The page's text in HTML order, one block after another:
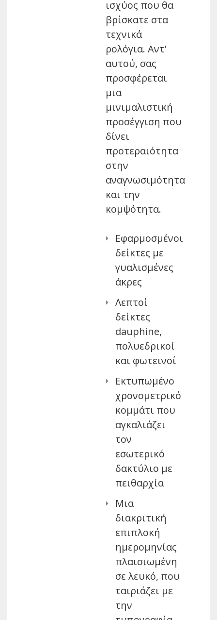
ισχύος που θα
βρίσκατε στα
τεχνικά
ρολόγια. Αντ’
αυτού, σας
προσφέρεται
μια
μινιμαλιστική
προσέγγιση που
δίνει
προτεραιότητα
στην
αναγνωσιμότητα
και την
κομψότητα.
Εφαρμοσμένοι
δείκτες με
γυαλισμένες
άκρες
Λεπτοί
δείκτες
dauphine,
πολυεδρικοί
και φωτεινοί
Εκτυπωμένο
χρονομετρικό
κομμάτι που
αγκαλιάζει
τον
εσωτερικό
δακτύλιο με
πειθαρχία
Μια
διακριτική
επιπλοκή
ημερομηνίας
πλαισιωμένη
σε λευκό, που
ταιριάζει με
την